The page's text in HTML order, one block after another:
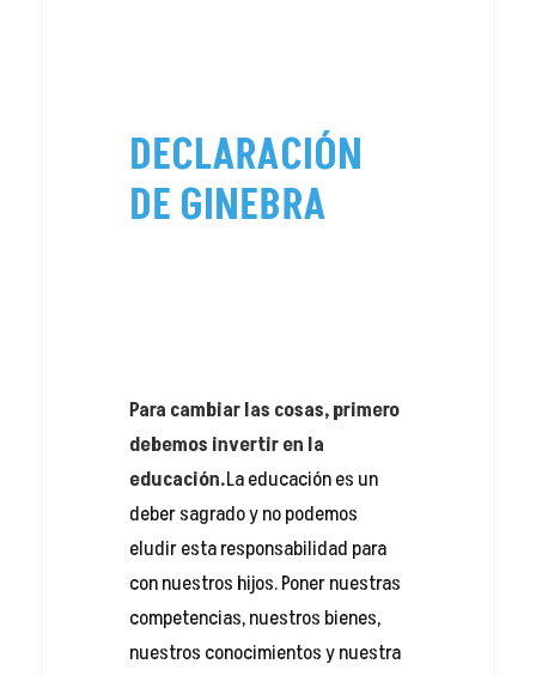
DECLARACIÓN
DE GINEBRA
Para cambiar las cosas, primero
debemos invertir en la
educación.La educación es un
deber sagrado y no podemos
eludir esta responsabilidad para
con nuestros hijos. Poner nuestras
competencias, nuestros bienes,
nuestros conocimientos y nuestra